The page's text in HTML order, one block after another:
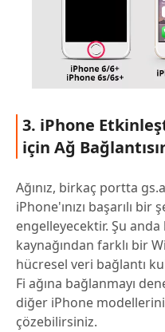
3. iPhone
için Ağ
Ağınız, birkaç portta
iPhone'ınızı başarılı
engelleyecektir. Şu anda
kaynağından farklı bir
hücresel veri bağlantı
Fi ağına bağlanmayı
diğer iPhone
çözebilirsiniz.